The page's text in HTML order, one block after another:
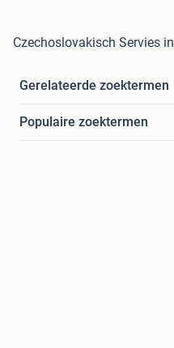
Czechoslovakisch Servies
Gerelateerde zoektermen
Populaire zoektermen